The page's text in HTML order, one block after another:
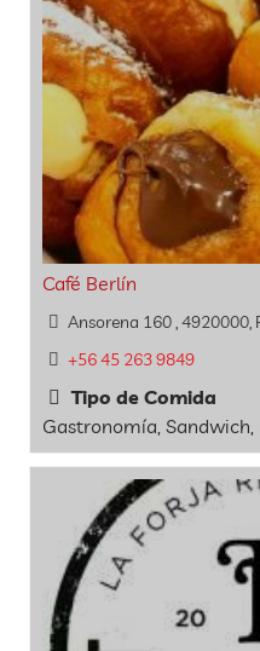
Café Berlín
Ansorena 160 , 4920000,
+56 45 263 9849
Tipo de Comida
Gastronomía,